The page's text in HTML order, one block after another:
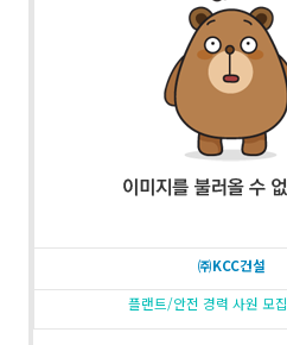
㈜KCC건설
플랜트/안전 경력 사원 모집